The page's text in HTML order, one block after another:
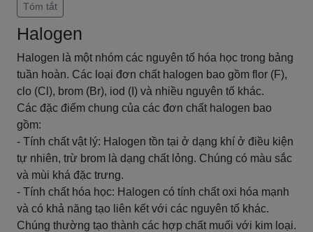
Tóm tắt
Halogen
Halogen là một nhóm các nguyên tố hóa học trong bảng
tuần hoàn. Các loại đơn chất halogen bao gồm flor (F),
clo (Cl), brom (Br), iod (I) và nhiều nguyên tố khác.
Các đặc điểm chung của các đơn chất halogen bao
gồm:
- Tính chất vật lý: Halogen tồn tại ở dạng khí ở điều kiện
tự nhiên, trừ brom là dạng chất lỏng. Chúng có màu sắc
và mùi khá đặc trưng.
- Tính chất hóa học: Halogen có tính chất oxi hóa mạnh
và có khả năng tạo liên kết với các nguyên tố khác.
Chúng thường tạo thành các hợp chất muối với kim loại.